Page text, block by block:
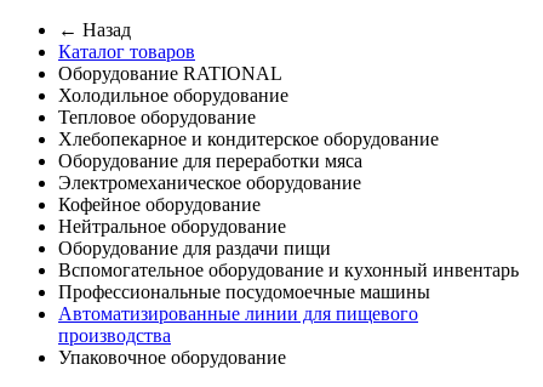
← Назад
Каталог товаров
Оборудование RATIONAL
Холодильное оборудование
Тепловое оборудование
Хлебопекарное и кондитерское оборудование
Оборудование для переработки мяса
Электромеханическое оборудование
Кофейное оборудование
Нейтральное оборудование
Оборудование для раздачи пищи
Вспомогательное оборудование и кухонный инвентарь
Профессиональные посудомоечные машины
Автоматизированные линии для пищевого
производства
Упаковочное оборудование